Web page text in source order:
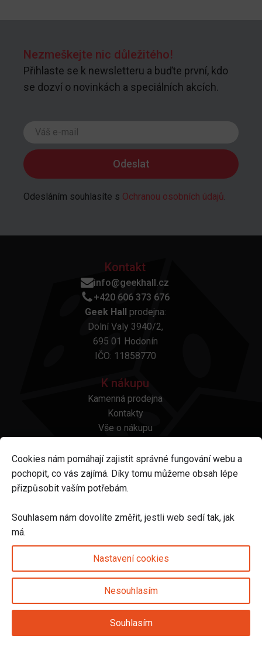
Nezmeškejte nic důležitého!
Přihlaste se k newsletteru a buďte první, kdo
se dozví o novinkách a speciálních akcích.
Odesláním souhlasíte s Ochranou osobních údajů
Kontakt
info@geekhall.cz
+420 606 373 676
Geek Hall prodejna:
Dolní Valy 3940/2,
695 01 Hodonín
IČO: 11858770
K nákupu
Kamenná prodejna
Kontakty
Vše o nákupu
Platba a doprava
Reklamace a vrácení
Obchodní podmínky
Odstoupení od smlouvy
Sledujte nás na
© 2025 Svět karet s.r.o. | vytvořeno DIGIBEES
Cookies nám pomáhají zajistit správné fungování webu a
pochopit, co vás zajímá. Díky tomu můžeme obsah lépe
přizpůsobit vaším potřebám.
Souhlasem nám dovolíte změřit, jestli web sedí tak, jak
má.
Nastavení cookies
Nesouhlasím
Souhlasím